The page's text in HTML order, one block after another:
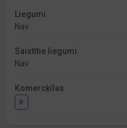
Liegumi
Nav
Saistītie liegumi
Nav
Komercķīlas
Ir